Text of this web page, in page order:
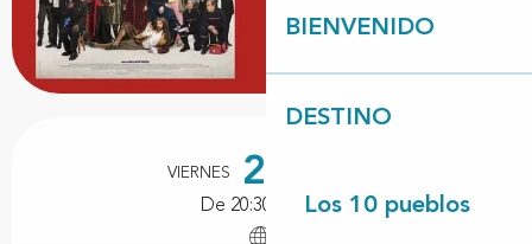
BIENVENIDO
DESTINO
Los 10 pueblos
VIERNES 21
De 20:30 a 22:30